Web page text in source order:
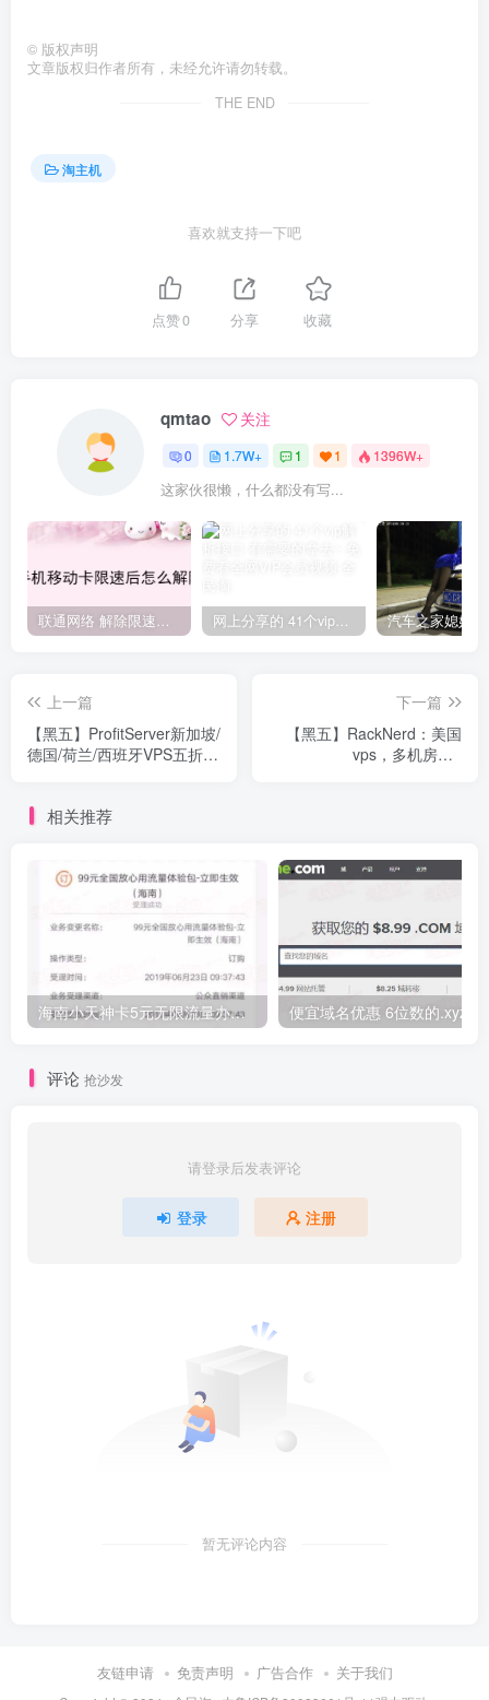
© 版权声明
文章版权归作者所有，未经允许请勿转载。
THE END
淘主机
喜欢就支持一下吧
点赞0 分享 收藏
qmtao 关注
0 1.7W+ 1 1 1396W+
这家伙很懒，什么都没有写...
联通网络 解除限速方法参考！畅享、畅玩、老白干等及其它地区自测了 网上分享的 41个vip解析接口 有需要的拿去~ 免费看全网VIP会员视频
上一篇
【黑五】ProfitServer新加坡/
德国/荷兰/西班牙VPS五折,
下一篇
【黑五】RackNerd：美国
vps，多机房，1
相关推荐
海南小天神卡5元无限流量办理的方法，5元流量不限量自行车来了
评论 抢沙发
请登录后发表评论
登录 注册
暂无评论内容
友链申请 免责声明 广告合作 关于我们